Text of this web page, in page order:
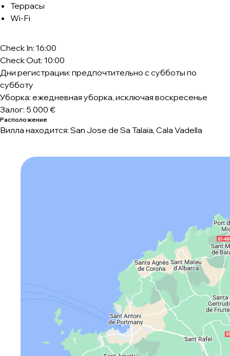
Террасы
Wi-Fi
Check In: 16:00
Check Out: 10:00
Дни регистрации: предпочтительно с субботы по
субботу
Уборка: ежедневная уборка, исключая воскресенье
Залог: 5 000 €
Расположение
Вилла находится: San Jose de Sa Talaia, Cala Vadella